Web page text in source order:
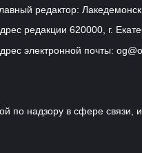
редактор:
редакции 620000, г.
электронной почты:
надзору в сфере связи,